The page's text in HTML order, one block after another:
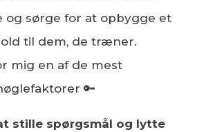
og sørge for at opbygge et
til dem, de træner.
mig en af de mest
🔑
stille spørgsmål og lytte